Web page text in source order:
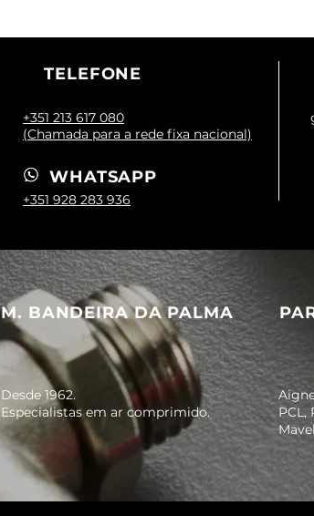
TELEFONE
+351 213 617 080
(Chamada para a rede fixa nacional)
+351 928 283 936
WHATSAPP
M. BANDEIRA DA PALMA
Desde 1962.
Especialistas em ar comprimido.
PCL,